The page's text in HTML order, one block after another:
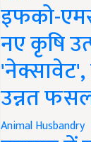
इफको-
नए कृषि
'नेक्सावेट',
उन्नत
Animal Husbandry